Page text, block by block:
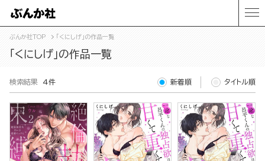
ぶんか社TOP 「くにしげ」の作品一覧
「くにしげ」の作品一覧
検索結果 4件 新着順 タイトル順